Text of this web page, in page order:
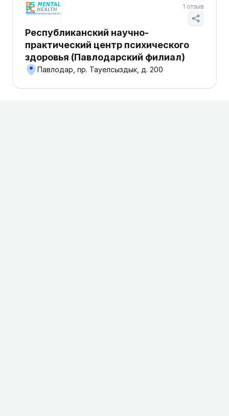
Республиканский научно-
практический центр психического
здоровья (Павлодарский филиал)
Павлодар, пр. Тауелсыздык, д. 200
1 отзыв